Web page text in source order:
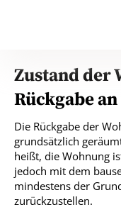
Zustand der
Rückgabe
Die Rückgabe der
grundsätzlich
heißt, die Wohnung
jedoch mit dem
mindestens der
zurückzustellen.